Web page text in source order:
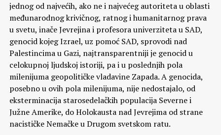
jednog od najvećih, ako ne i najvećeg autoriteta u oblasti
međunarodnog krivičnog, ratnog i humanitarnog prava
u svetu, inače Jevrejina i profesora univerziteta u SAD,
genocid kojeg Izrael, uz pomoć SAD, sprovodi nad
Palestincima u Gazi, najtransparentniji je genocid u
celokupnoj ljudskoj istoriji, pa i u poslednjih pola
milenijuma geopolitičke vladavine Zapada. A genocida,
posebno u ovih pola milenijuma, nije nedostajalo, od
eksterminacija starosedelačkih populacija Severne i
Južne Amerike, do Holokausta nad Jevrejima od strane
nacističke Nemačke u Drugom svetskom ratu.